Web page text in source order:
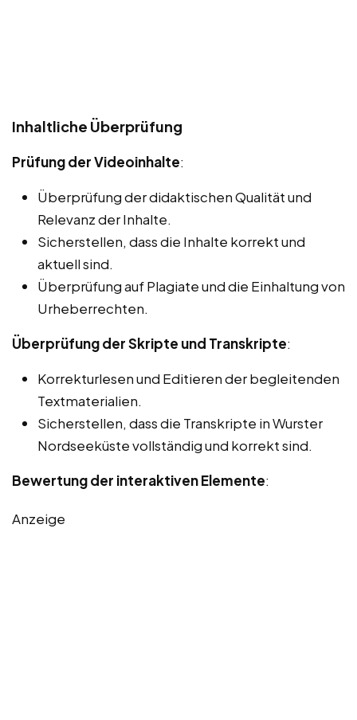
Inhaltliche Überprüfung
Prüfung der Videoinhalte:
Überprüfung der didaktischen Qualität und
Relevanz der Inhalte.
Sicherstellen, dass die Inhalte korrekt und
aktuell sind.
Überprüfung auf Plagiate und die Einhaltung von
Urheberrechten.
Überprüfung der Skripte und Transkripte:
Korrekturlesen und Editieren der begleitenden
Textmaterialien.
Sicherstellen, dass die Transkripte in Wurster
Nordseeküste vollständig und korrekt sind.
Bewertung der interaktiven Elemente:
Anzeige